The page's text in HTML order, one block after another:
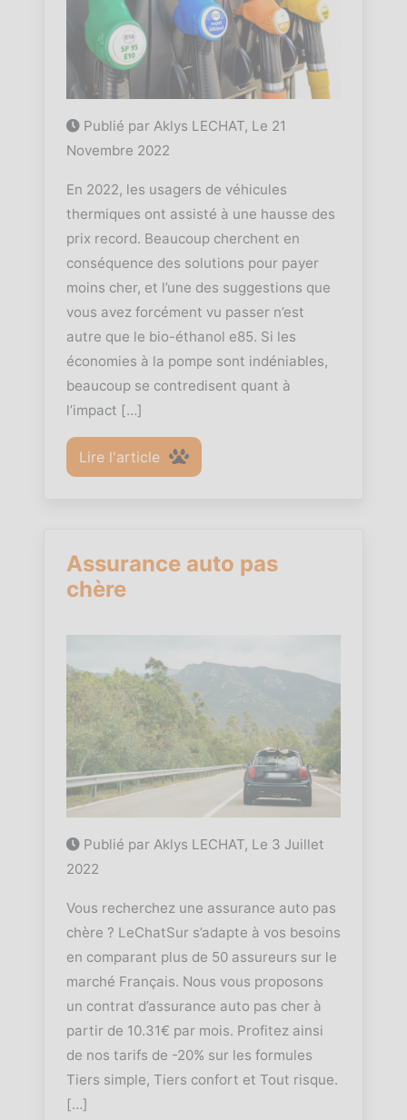
Publié par Aklys LECHAT, Le 21
Novembre 2022
En 2022, les usagers de véhicules
thermiques ont assisté à une hausse des
prix record. Beaucoup cherchent en
conséquence des solutions pour payer
moins cher, et l’une des suggestions que
vous avez forcément vu passer n’est
autre que le bio-éthanol e85. Si les
économies à la pompe sont indéniables,
beaucoup se contredisent quant à
l’impact […]
Lire l'article
Assurance auto pas
chère
Publié par Aklys LECHAT, Le 3 Juillet
2022
Vous recherchez une assurance auto pas
chère ? LeChatSur s’adapte à vos besoins
en comparant plus de 50 assureurs sur le
marché Français. Nous vous proposons
un contrat d’assurance auto pas cher à
partir de 10.31€ par mois. Profitez ainsi
de nos tarifs de -20% sur les formules
Tiers simple, Tiers confort et Tout risque.
[…]